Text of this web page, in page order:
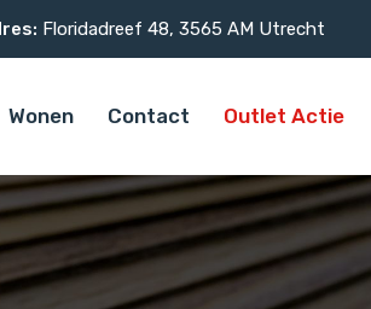
Floridadreef 48, 3565 AM Utrecht
Wonen Contact Outlet Actie